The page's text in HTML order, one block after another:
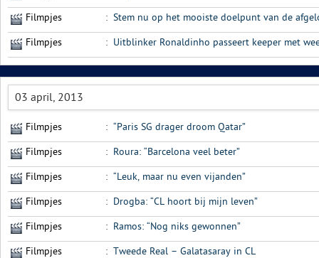
Filmpjes
: Stem nu op het mooiste doelpunt van de
Filmpjes : Uitblinker Ronaldinho passeert keeper met
03 april, 2013
Filmpjes : “Paris SG drager droom Qatar”
Filmpjes : Roura: “Barcelona veel beter”
Filmpjes : “Leuk, maar nu even vijanden”
Filmpjes : Drogba: “CL hoort bij mijn leven”
Filmpjes : Ramos: “Nog niks gewonnen”
Filmpjes : Tweede Real – Galatasaray in CL